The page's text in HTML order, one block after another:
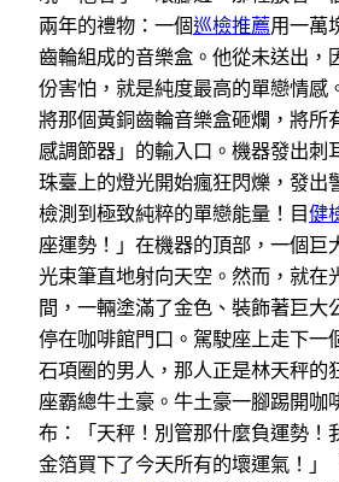
兩年的禮物：一個巡檢推薦用一萬
齒輪組成的音樂盒。他從未送出，
份害怕，就是純度最高的單戀情感
將那個黃銅齒輪音樂盒砸爛，將所
感調節器」的輸入口。機器發出刺
珠臺上的燈光開始瘋狂閃爍，發出
檢測到極致純粹的單戀能量！目健
座運勢！」在機器的頂部，一個巨
光束筆直地射向天空。然而，就在
間，一輛塗滿了金色、裝飾著巨大
停在咖啡館門口。駕駛座上走下一
石項圈的男人，那人正是林天秤
座霸總牛土豪。牛土豪一腳踢開咖
布：「天秤！別管那什麼負運勢！
金箔買下了今天所有的壞運氣！」